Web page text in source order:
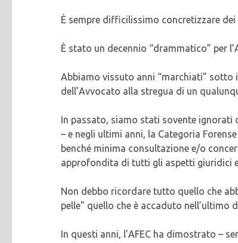
È sempre difficilissimo concretizzare dei
È stato un decennio “drammatico” per
Abbiamo vissuto anni “marchiati” sotto
dell’Avvocato alla stregua di un
In passato, siamo stati sovente ignorati
– e negli ultimi anni, la Categoria
benché minima consultazione e/o
approfondita di tutti gli aspetti giuridici
Non debbo ricordare tutto quello che
pelle” quello che è accaduto nell’ultimo
In questi anni, l’AFEC ha dimostrato –